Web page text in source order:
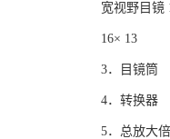
宽视野目镜
16× 13
3．目镜筒
4．转
5．总放